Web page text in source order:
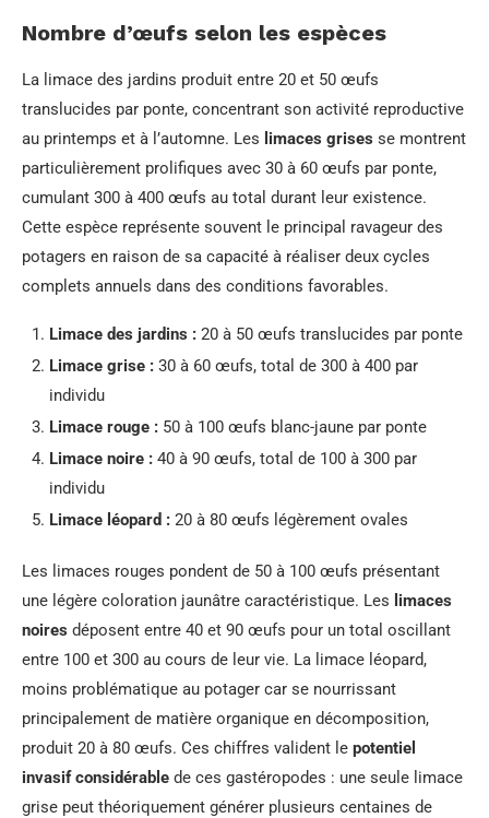
Nombre d’œufs selon les espèces
La limace des jardins produit entre 20 et 50 œufs
translucides par ponte, concentrant son activité reproductive
au printemps et à l’automne. Les limaces grises se montrent
particulièrement prolifiques avec 30 à 60 œufs par ponte,
cumulant 300 à 400 œufs au total durant leur existence.
Cette espèce représente souvent le principal ravageur des
potagers en raison de sa capacité à réaliser deux cycles
complets annuels dans des conditions favorables.
Limace des jardins : 20 à 50 œufs translucides par ponte
Limace grise : 30 à 60 œufs, total de 300 à 400 par
individu
Limace rouge : 50 à 100 œufs blanc-jaune par ponte
Limace noire : 40 à 90 œufs, total de 100 à 300 par
individu
Limace léopard : 20 à 80 œufs légèrement ovales
Les limaces rouges pondent de 50 à 100 œufs présentant
une légère coloration jaunâtre caractéristique. Les limaces
noires déposent entre 40 et 90 œufs pour un total oscillant
entre 100 et 300 au cours de leur vie. La limace léopard,
moins problématique au potager car se nourrissant
principalement de matière organique en décomposition,
produit 20 à 80 œufs. Ces chiffres valident le potentiel
invasif considérable de ces gastéropodes : une seule limace
grise peut théoriquement générer plusieurs centaines de